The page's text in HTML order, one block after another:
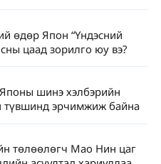
өдөр Япон “Үндэсний
цаад зорилго юу вэ?
Японы шинэ хэлбэрийн
түвшинд эрчимжиж байна
төлөөлөгч Мао Нин цаг